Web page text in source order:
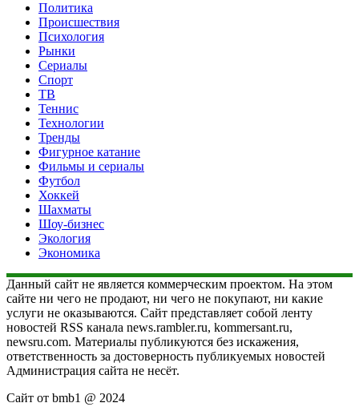
Политика
Происшествия
Психология
Рынки
Сериалы
Спорт
ТВ
Теннис
Технологии
Тренды
Фигурное катание
Фильмы и сериалы
Футбол
Хоккей
Шахматы
Шоу-бизнес
Экология
Экономика
Данный сайт не является коммерческим проектом. На этом
сайте ни чего не продают, ни чего не покупают, ни какие
услуги не оказываются. Сайт представляет собой ленту
новостей RSS канала news.rambler.ru, kommersant.ru,
newsru.com. Материалы публикуются без искажения,
ответственность за достоверность публикуемых новостей
Администрация сайта не несёт.
Сайт от bmb1 @ 2024